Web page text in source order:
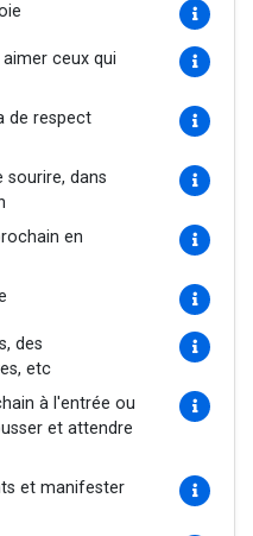
ceux qui
de respect
sourire, dans
en
des
etc
à l'entrée ou
et attendre
et manifester